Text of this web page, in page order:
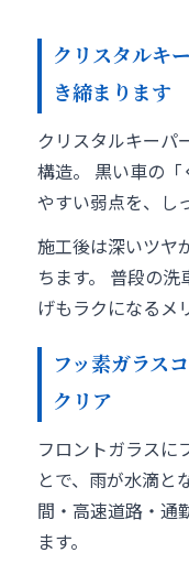
クリスタルキ
き締まります
クリスタルキーパ
構造。 黒い車の
やすい弱点を、し
施工後は深いツヤ
ちます。 普段の
げもラクになるメ
フッ素ガラス
クリア
フロントガラスに
とで、雨が水滴と
間・高速道路・通
ます。